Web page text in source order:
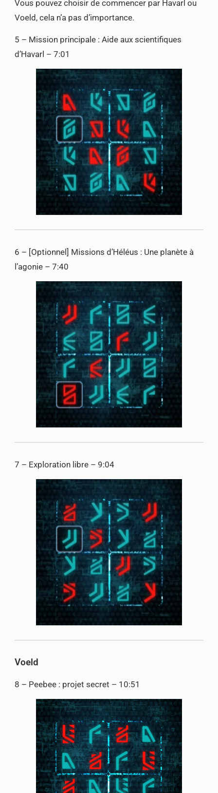
Vous pouvez choisir de commencer par Havarl ou
Voeld, cela n’a pas d’importance.
5 – Mission principale : Aide aux scientifiques
d’Havarl – 7:01
6 – [Optionnel] Missions d’Héléus : Une planète à
l’agonie – 7:40
7 – Exploration libre – 9:04
Voeld
8 – Peebee : projet secret – 10:51